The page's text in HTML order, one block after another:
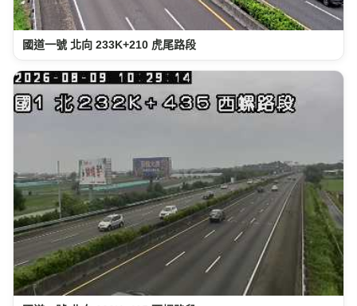
國道一號 北向 233K+210 虎尾路段